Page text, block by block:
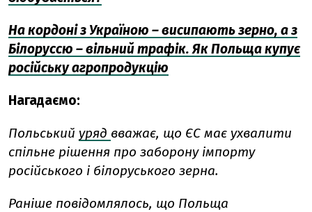
На кордоні з Україною – висипають зерно, а з
Білоруссю – вільний трафік. Як Польща купує
російську агропродукцію
Нагадаємо:
Польський уряд вважає, що ЄС має ухвалити
спільне рішення про заборону імпорту
російського і білоруського зерна.
Раніше повідомлялось, що Польща